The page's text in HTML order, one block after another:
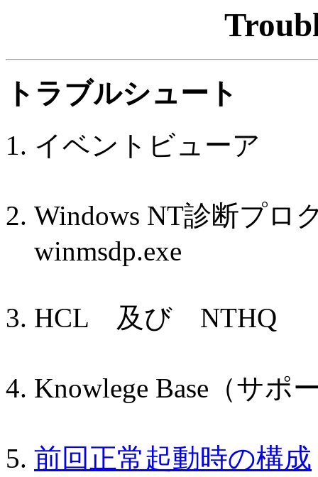
トラブルシュート
イベントビューア
Windows NT診断プ
winmsdp.exe
HCL 及び NTHQ
Knowlege Base（サポ
前回正常起動時の構成